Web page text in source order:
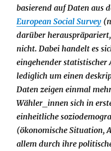
basierend auf Daten aus
European Social Survey
darüber
nicht. Dabei handelt es
eingehender statistischer
lediglich um einen
Daten zeigen einmal
Wähler_innen sich in
einheitliche
(ökonomische Situation,
allem durch ihre